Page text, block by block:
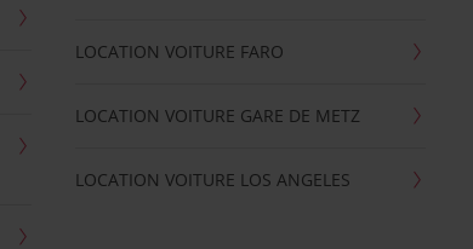
LOCATION VOITURE FARO
LOCATION VOITURE GARE DE METZ
LOCATION VOITURE LOS ANGELES